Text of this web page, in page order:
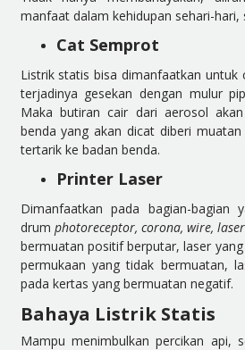
manfaat dalam kehidupan sehari-hari,
Cat Semprot
Listrik statis bisa dimanfaatkan
terjadinya gesekan dengan mulur
Maka butiran cair dari aerosol
benda yang akan dicat diberi
tertarik ke badan benda.
Printer Laser
Dimanfaatkan pada bagian-bagian
drum photoreceptor, corona, wire, laser
bermuatan positif berputar, laser
permukaan yang tidak bermuatan,
pada kertas yang bermuatan negatif.
Bahaya Listrik Statis
Mampu menimbulkan percikan api,